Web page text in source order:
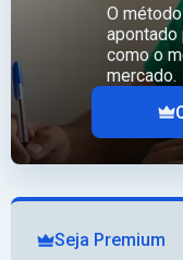
O
como o
mercado.
Seja Premium